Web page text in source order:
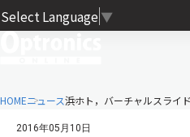
Select Language ▼
HOMEニュース浜ホト，バーチャルスライ
2016年05月10日